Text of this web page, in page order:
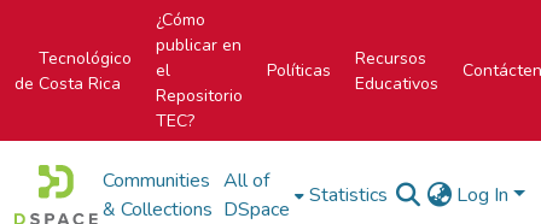
Tecnológico
de Costa Rica
¿Cómo
publicar en
el
Repositorio
TEC?
Políticas
Recursos
Educativos
Communities
& Collections
All of
DSpace
Statistics Log In